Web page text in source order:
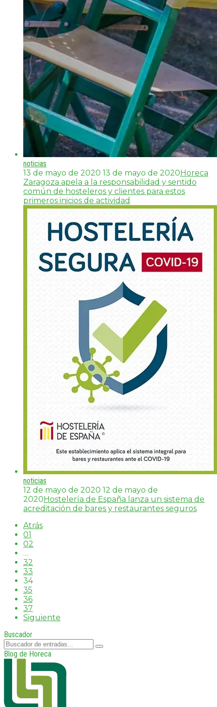
noticias
13 de mayo de 2020 13 de mayo de 2020 Horeca
Zaragoza apela a la responsabilidad y sentido
común de hosteleros y clientes para estos
primeros inicios de actividad
noticias
12 de mayo de 2020 12 de mayo de
2020 Hostelería de España lanza un sistema de
acreditación de bares y restaurantes seguros
Atrás
01
02
…
32
33
34
35
36
37
Siguiente
Buscador
Blog de Horeca